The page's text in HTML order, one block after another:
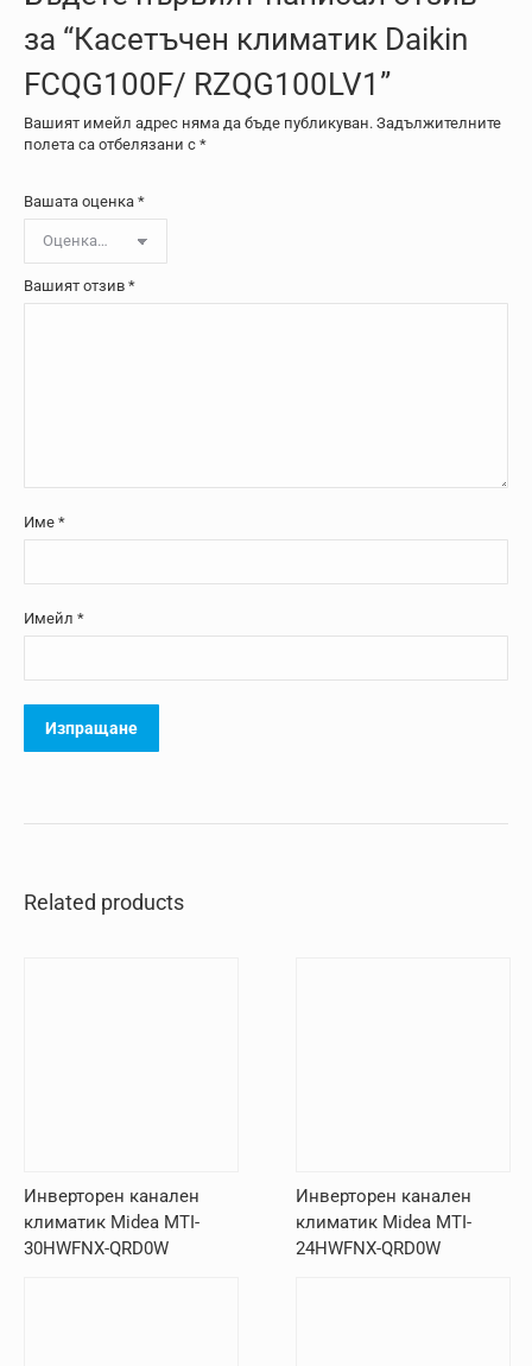
за “Касетъчен климатик Daikin
FCQG100F/ RZQG100LV1”
Вашият имейл адрес няма да бъде публикуван. Задължителните
полета са отбелязани с *
Вашата оценка *
Вашият отзив *
Име *
Имейл *
Related products
Инверторен канален
климатик Midea MTI-
30HWFNX-QRD0W
Инверторен канален
климатик Midea MTI-
24HWFNX-QRD0W